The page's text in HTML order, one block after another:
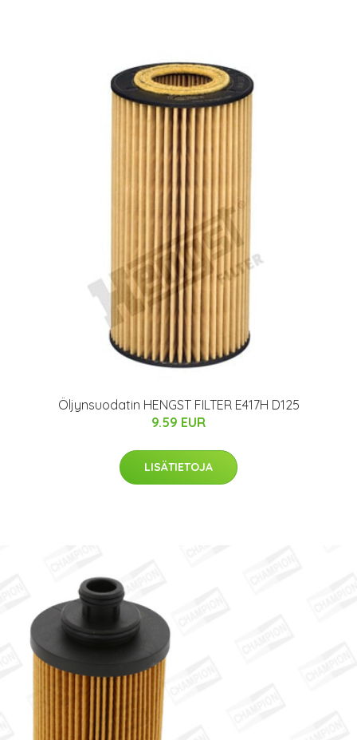
Öljynsuodatin HENGST FILTER E417H D125
9.59 EUR
LISÄTIETOJA